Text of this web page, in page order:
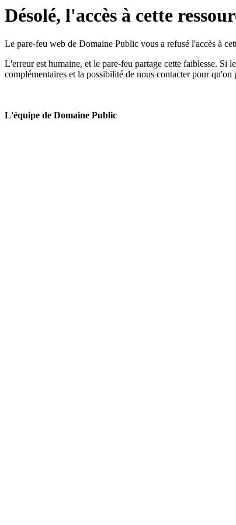
Désolé, l'accès à cette
Le pare-feu web de Domaine Public vous a refusé l'accès à
L'erreur est humaine, et le pare-feu partage cette faiblesse. Si
complémentaires et la possibilité de nous contacter pour qu'on
L'équipe de Domaine Public